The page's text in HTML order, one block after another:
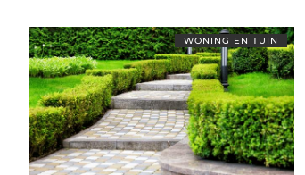
WONING EN TUIN